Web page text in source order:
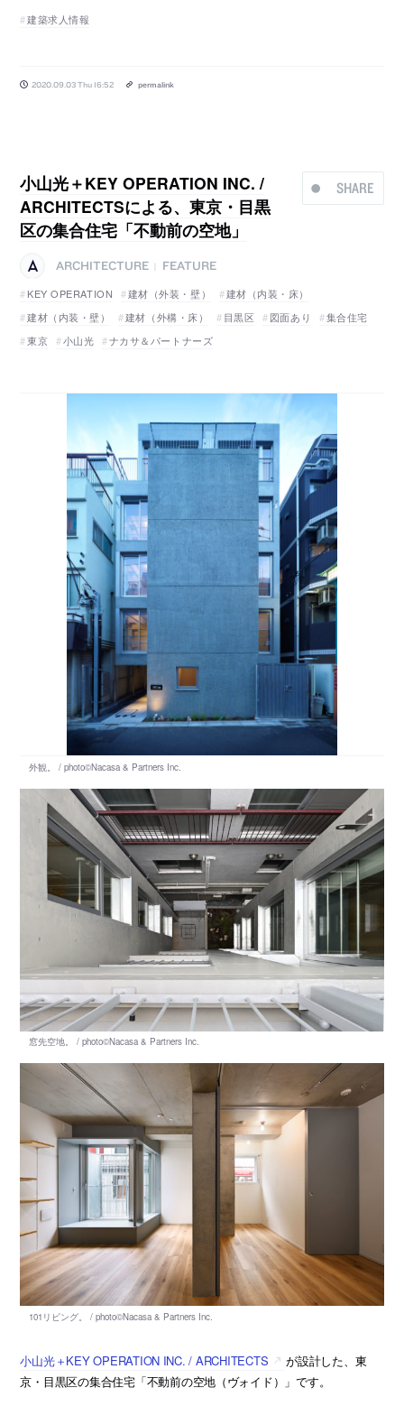
建築求人情報
2020.09.03 Thu 16:52 permalink
SHARE
小山光＋KEY OPERATION INC. /
ARCHITECTSによる、東京・目黒
区の集合住宅「不動前の空地」
ARCHITECTURE
FEATURE
KEY OPERATION
建材（外装・壁）
建材（内装・床）
建材（内装・壁）
建材（外構・床） 目黒区 図面あり
集合住宅
東京
小山光 ナカサ＆パートナーズ
小山光＋KEY OPERATION INC. / ARCHITECTS
が設計した、東
京・目黒区の集合住宅「不動前の空地（ヴォイド）」です。